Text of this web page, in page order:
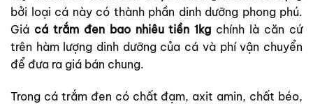
bởi loại cá này có thành phần dinh dưỡng phong phú.
Giá cá trắm đen bao nhiêu tiền 1kg chính là căn cứ
trên hàm lượng dinh dưỡng của cá và phí vận chuyển
để đưa ra giá bán chung.
Trong cá trắm đen có chất đạm, axit amin, chất béo,